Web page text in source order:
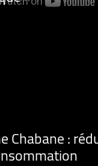
Chabane :